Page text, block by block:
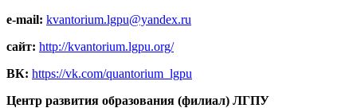
e-mail: kvantorium.lgpu@yandex.ru
сайт: http://kvantorium.lgpu.org/
ВК: https://vk.com/quantorium_lgpu
Центр развития образования (филиал) ЛГПУ